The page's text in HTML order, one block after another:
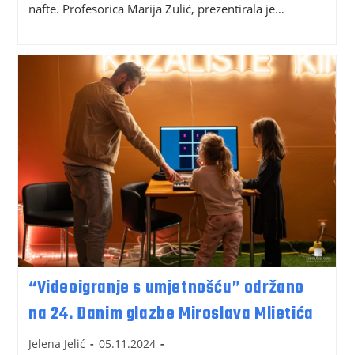
nafte. Profesorica Marija Zulić, prezentirala je…
“Videoigranje s umjetnošću” održano
na 24. Danim glazbe Miroslava Mlietića
Jelena Jelić
05.11.2024